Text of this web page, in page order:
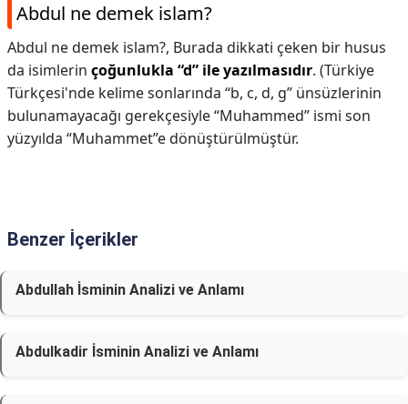
Abdul ne demek islam?
Abdul ne demek islam?, Burada dikkati çeken bir husus
da isimlerin çoğunlukla “d” ile yazılmasıdır. (Türkiye
Türkçesi'nde kelime sonlarında “b, c, d, g” ünsüzlerinin
bulunamayacağı gerekçesiyle “Muhammed” ismi son
yüzyılda “Muhammet”e dönüştürülmüştür.
Benzer İçerikler
Abdullah İsminin Analizi ve Anlamı
Abdulkadir İsminin Analizi ve Anlamı